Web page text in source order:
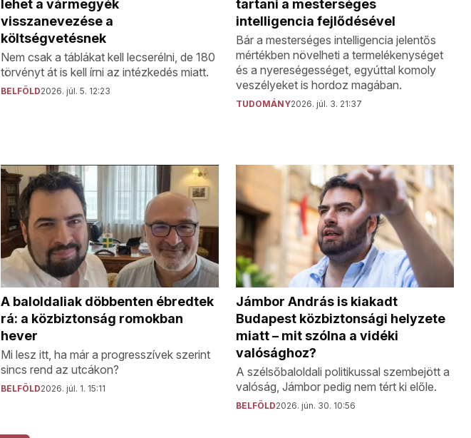
lehet a vármegyék
visszanevezése a
költségvetésnek
Nem csak a táblákat kell lecserélni, de 180
törvényt át is kell írni az intézkedés miatt.
BELFÖLD2026. júl. 5. 12:23
tartani a mesterséges
intelligencia fejlődésével
Bár a mesterséges intelligencia jelentős
mértékben növelheti a termelékenységet
és a nyereségességet, egyúttal komoly
veszélyeket is hordoz magában.
TUDOMÁNY2026. júl. 3. 21:37
A baloldaliak döbbenten ébredtek
rá: a közbiztonság romokban
hever
Mi lesz itt, ha már a progresszívek szerint
sincs rend az utcákon?
BELFÖLD2026. júl. 1. 15:11
Jámbor András is kiakadt
Budapest közbiztonsági helyzete
miatt – mit szólna a vidéki
valósághoz?
A szélsőbaloldali politikussal szembejött a
valóság, Jámbor pedig nem tért ki előle.
BELFÖLD2026. jún. 30. 10:56